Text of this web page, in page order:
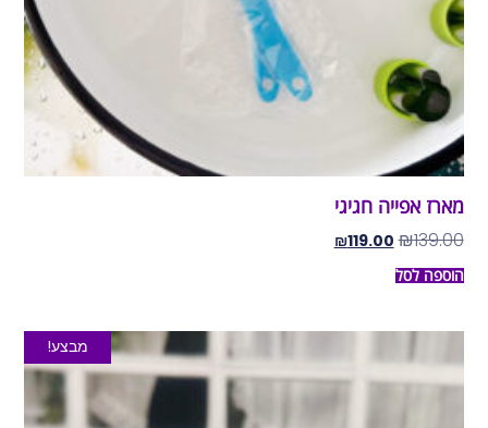
מארז אפייה חגיגי
₪139.00
₪119.00
הוספה לסל
מבצע!